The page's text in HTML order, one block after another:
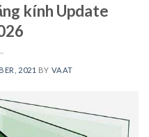
kính Update
2021 BY VAAT